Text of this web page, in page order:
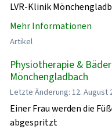
LVR-Klinik
Mehr Informationen
Artikel
Physiotherapie &
Mönchengladbach
Letzte Änderung: 12. August
Einer Frau werden die
abgespritzt